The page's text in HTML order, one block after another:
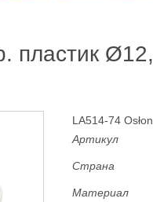
пластик
LA514-74
Артикул
Страна
Материал